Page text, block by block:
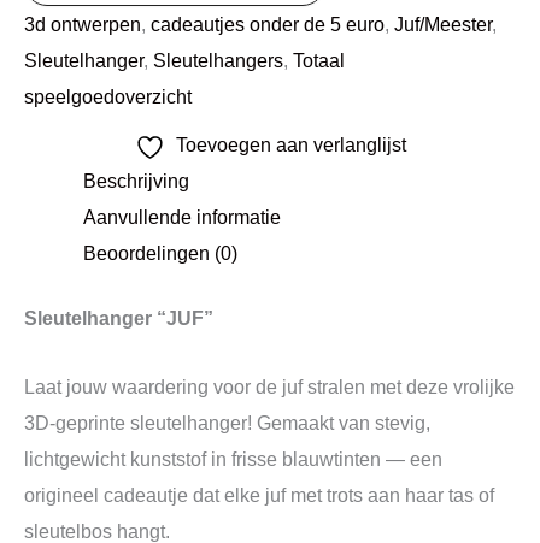
3d ontwerpen, cadeautjes onder de 5 euro, Juf/Meester,
Sleutelhanger, Sleutelhangers, Totaal
speelgoedoverzicht
Toevoegen aan verlanglijst
Beschrijving
Aanvullende informatie
Beoordelingen (0)
Sleutelhanger “JUF”
Laat jouw waardering voor de juf stralen met deze vrolijke
3D‑geprinte sleutelhanger! Gemaakt van stevig,
lichtgewicht kunststof in frisse blauwtinten — een
origineel cadeautje dat elke juf met trots aan haar tas of
sleutelbos hangt.